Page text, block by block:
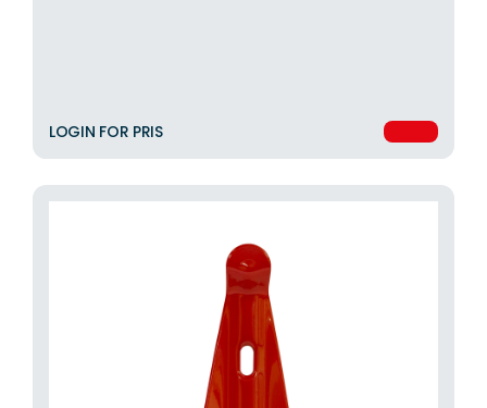
LOGIN FOR PRIS